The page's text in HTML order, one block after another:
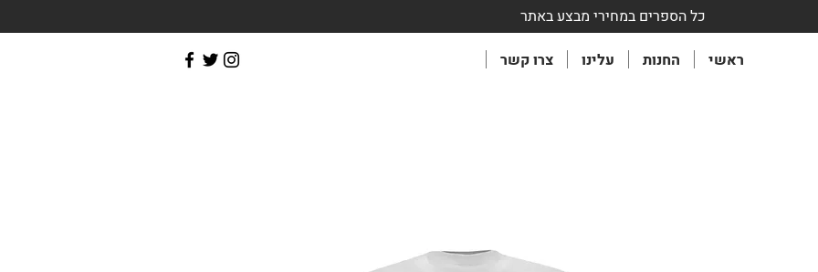
כל הספרים במחירי מבצע באתר
ראשי
החנות עלינו צרו קשר